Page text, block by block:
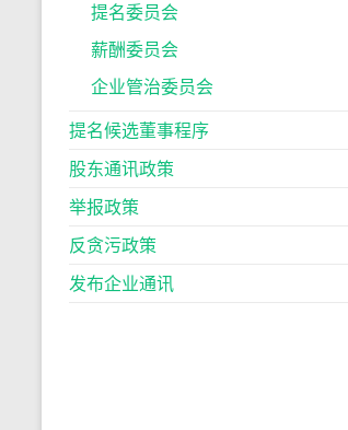
提名委员会
薪酬委员会
企业管治委员会
提名候选董事程序
股东通讯政策
举报政策
反贪污政策
发布企业通讯